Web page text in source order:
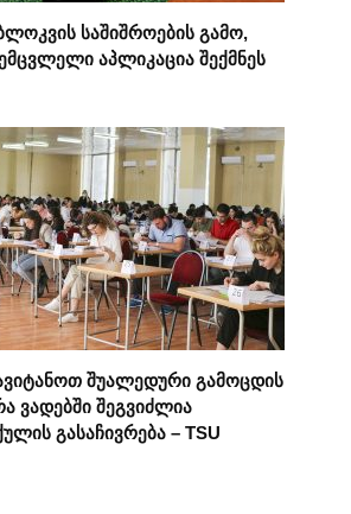
საშიშროების გამო,
აპლიკაცია შექმნეს
შუალედური გამოცდის
ვადებში შეგვიძლია
გასაჩივრება – TSU